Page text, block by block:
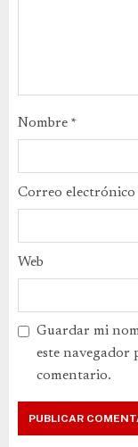
Nombre *
Correo electrónico
Web
Guardar mi
este navegador
comentario.